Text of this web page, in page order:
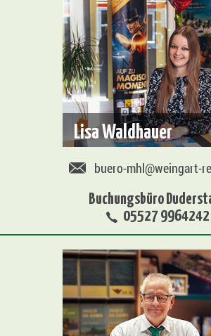
Lisa Waldhauer
buero-mhl@weingart-
Buchungsbüro
05527 9964242